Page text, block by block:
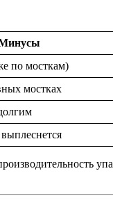
по мосткам)
мостках